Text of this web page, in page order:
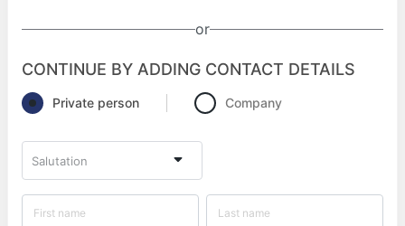
or
CONTINUE BY ADDING CONTACT DETAILS
Private person Company
Salutation